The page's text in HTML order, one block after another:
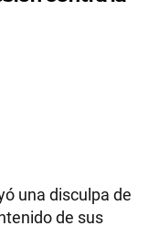
una disculpa de
de sus